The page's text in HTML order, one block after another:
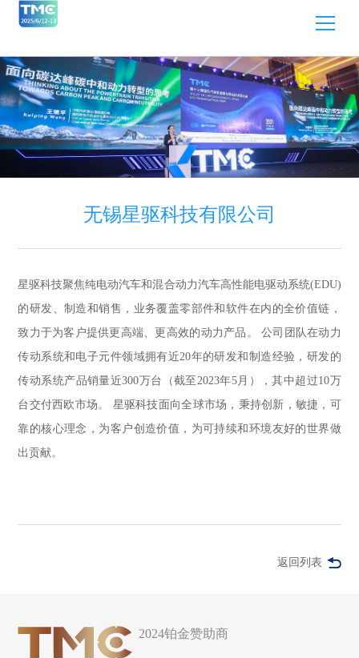
无锡星驱科技有限公司
星驱科技聚焦纯电动汽车和混合动力汽车高性能电驱动系统(EDU)
的研发、制造和销售，业务覆盖零部件和软件在内的全价值链，
致力于为客户提供更高端、更高效的动力产品。 公司团队在动力
传动系统和电子元件领域拥有近20年的研发和制造经验，研发的
传动系统产品销量近300万台（截至2023年5月），其中超过10万
台交付西欧市场。 星驱科技面向全球市场，秉持创新，敏捷，可
靠的核心理念，为客户创造价值，为可持续和环境友好的世界做
出贡献。
返回列表
2024铂金赞助商